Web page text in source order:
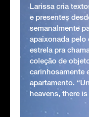
Larissa cria
e presentes
semanalmente
apaixonada pelo
estrela pra
coleção de
carinhosamente
apartamento.
heavens, there